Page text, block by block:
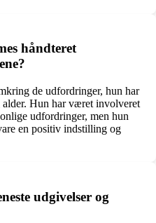
håndteret
de udfordringer, hun har
alder. Hun har været involveret
udfordringer, men hun
en positiv indstilling og
udgivelser og